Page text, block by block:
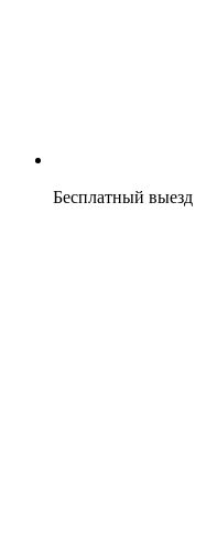
Бесплатный выезд